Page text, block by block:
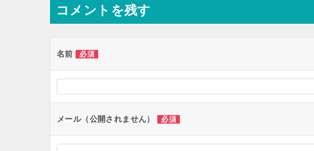
ビ
ー
ョ
ン
コメントを残す
名前 必須
メール（公開されません） 必須